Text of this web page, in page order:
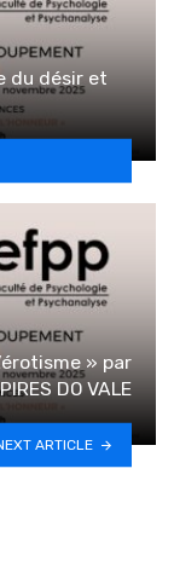
du désir et
» par
DO VALE
ARTICLE